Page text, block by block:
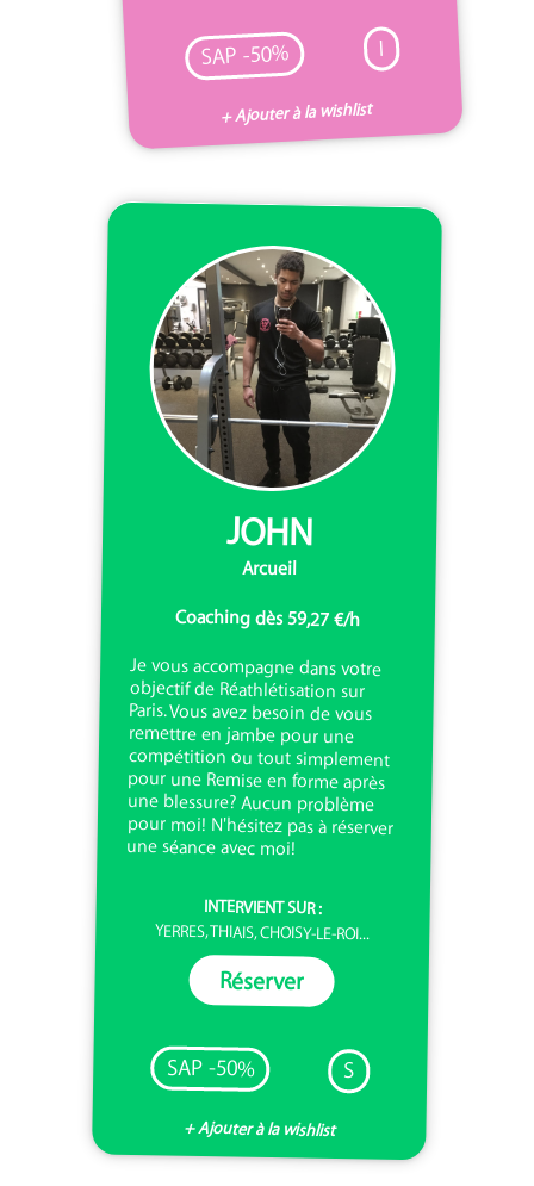
SAP -50% I
+ Ajouter à la wishlist
JOHN
Arcueil
Coaching dès 59,27 €/h
Je vous accompagne dans votre
objectif de Réathlétisation sur
Paris. Vous avez besoin de vous
remettre en jambe pour une
compétition ou tout simplement
pour une Remise en forme après
une blessure? Aucun problème
pour moi! N'hésitez pas à réserver
une séance avec moi!
INTERVIENT SUR :
YERRES, THIAIS, CHOISY-LE-ROI...
Réserver
SAP -50% S
+ Ajouter à la wishlist